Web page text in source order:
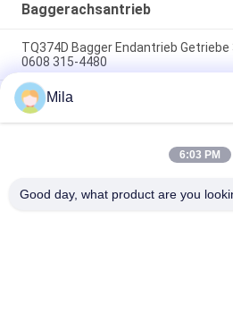
Baggerachsantrieb
TQ374D Bagger Endantrieb
0608 315-4480
353-0528 333-3036 Bagger
geeignet TQ345D TQ349D
Der hydraulische Endantriebsmotor
kann an 5~6 Tonnen schwebende
Mila
6:03 PM
Good day, what product are you